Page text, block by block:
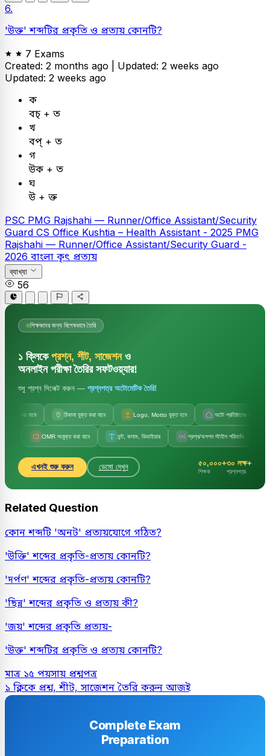
6.
'উক্ত' শব্দটির প্রকৃতি ও প্রত্যয় কোনটি?
7 Exams
Created: 2 months ago | Updated: 2 weeks ago
Updated: 2 weeks ago
ক
বচ্ + ত
খ
বপ্ + ত
গ
উক + ত
ঘ
উ + ক্ত
PSC PMG Rajshahi — Runner/Office Assistant/Security
Guard CS Office Kushtia – Health Assistant - 2025 PMG
Rajshahi — Runner/Office Assistant/Security Guard -
2026 বাংলা কৃৎ প্রত্যয়
ব্যাখ্যা
56
শিক্ষকদের জন্য বিশেষভাবে তৈরি
১ ক্লিকে প্রশ্ন, শীট, সাজেশনও
অনলাইন পরীক্ষা তৈরির সফটওয়্যার!
শুধু প্রশ্ন সিলেক্ট করুন — প্রশ্নপত্র অটোমেটিক তৈরি!
ঠিকানা যুক্ত করা যাবে Logo, Motto যুক্ত হবে অটো প্রতিষ্ঠানের নাম
OMR সংযুক্ত করা যাবে ফন্ট, কলাম, ডিভাইডার প্রশ্ন/অপশন স্টাইল পরিবর্তন
এখনই শুরু করুন ডেমো দেখুন ৫০,০০০+
শিক্ষক
৩০ লক্ষ+
প্রশ্নপত্র
Related Question
কোন শব্দটি 'অনট' প্রত্যয়যোগে গঠিত?
'উক্তি' শব্দের প্রকৃতি-প্রত্যয় কোনটি?
'দর্পণ' শব্দের প্রকৃতি-প্রত্যয় কোনটি?
'ছিন্ন' শব্দের প্রকৃতি ও প্রত্যয় কী?
'জয়' শব্দের প্রকৃতি প্রত্যয়-
'উক্ত' শব্দটির প্রকৃতি ও প্রত্যয় কোনটি?
মাত্র ১৫ পয়সায় প্রশ্নপত্র
১ ক্লিকে প্রশ্ন, শীট, সাজেশন তৈরি করুন আজই
Complete Exam
Preparation